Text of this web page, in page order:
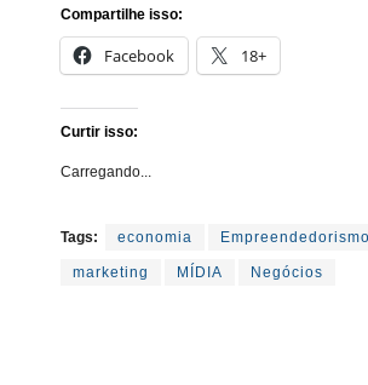
Compartilhe isso:
Facebook 18+
Curtir isso:
Carregando...
Tags: economia Empreendedorismo
marketing MÍDIA Negócios